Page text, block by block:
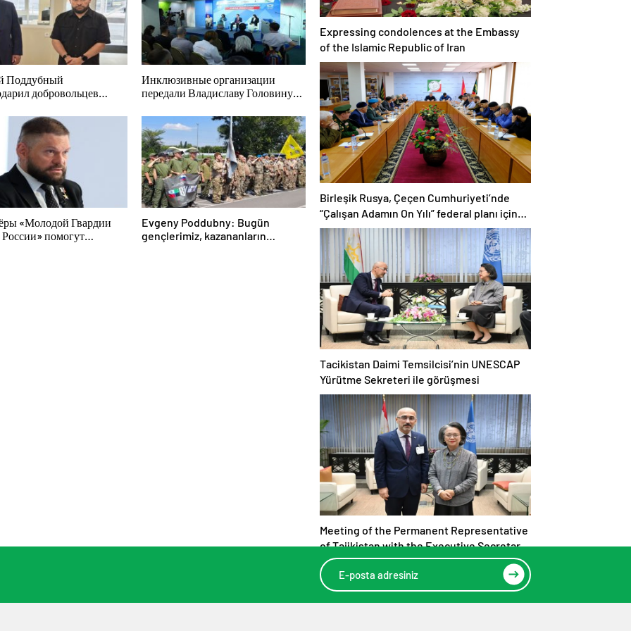
Поддубный
добровольцев
в спасении
от обстрелов
Инклюзивные организации
передали Владиславу Головину
программу «Единой России»
«Молодой Гвардии
помогут
Evgeny Poddubny: Bugün
gençlerimiz, kazananların
Expressing condolences at the Embassy
of the Islamic Republic of Iran
Birleşik Rusya, Çeçen Cumhuriyeti’nde
“Çalışan Adamın On Yılı” federal planı için
bir dizi öneri düzenledi
Tacikistan Daimi Temsilcisi’nin UNESCAP
Yürütme Sekreteri ile görüşmesi
Meeting of the Permanent Representative
of Tajikistan with the Executive Secretary
of UNESCAP